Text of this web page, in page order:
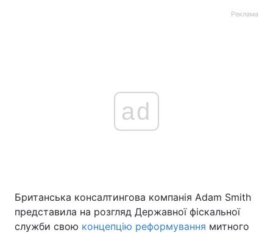
Реклама
ad
Британська консалтингова компанія Adam Smith
представила на розгляд Державної фіскальної
служби свою концепцію реформування митного